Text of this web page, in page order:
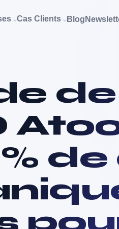
⌵Cas Clients ⌵ Blog
%